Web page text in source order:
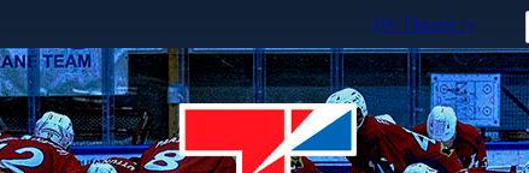
HK Titaanit ry